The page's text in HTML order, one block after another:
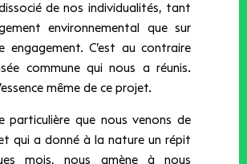
de nos individualités, tant
environnemental que sur
engagement. C’est au contraire
commune qui nous a réunis.
même de ce projet.
particulière que nous venons de
qui a donné à la nature un répit
mois, nous amène à nous